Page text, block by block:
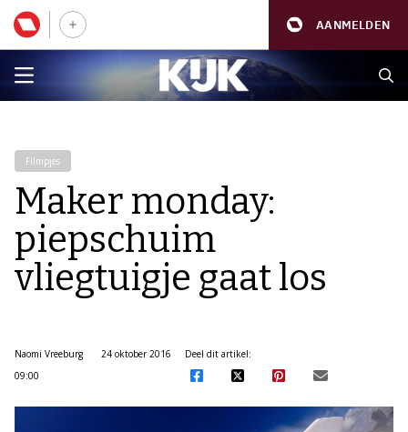
AANMELDEN
Filmpjes
Maker monday:
piepschuim
vliegtuigje gaat los
Naomi Vreeburg
24 oktober 2016
09:00
Deel dit artikel: